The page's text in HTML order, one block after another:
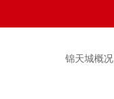
锦天城概况